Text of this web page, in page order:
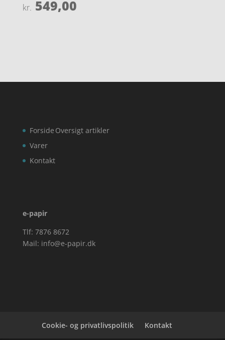
Vurderet
4.2
kr. 549,00
Forside
Varer
Kontakt
Oversigt artikler
e-papir
Tlf: 7876 8672
Mail: info@e-papir.dk
Cookie- og privatlivspolitik Kontakt